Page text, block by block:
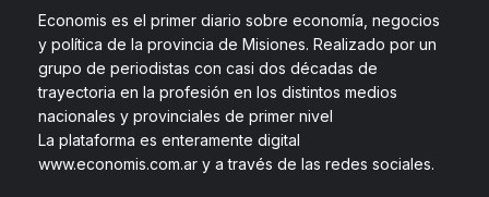
Economis es el primer diario sobre economía, negocios
y política de la provincia de Misiones. Realizado por un
grupo de periodistas con casi dos décadas de
trayectoria en la profesión en los distintos medios
nacionales y provinciales de primer nivel
La plataforma es enteramente digital
www.economis.com.ar y a través de las redes sociales.